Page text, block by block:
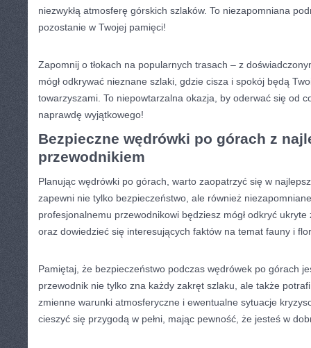
niezwykłą atmosferę górskich‌ szlaków. To ⁢niezapomniana
pozostanie w Twojej pamięci!
Zapomnij o​ tłokach na popularnych trasach – ‍z
⁢mógł odkrywać nieznane szlaki, gdzie cisza i‍ spokój będą
towarzyszami. To‍ niepowtarzalna‌ okazja, by oderwać się od
naprawdę wyjątkowego!
Bezpieczne wędrówki po górach z
przewodnikiem
Planując ‌wędrówki po górach, warto ‍zaopatrzyć się w
zapewni nie⁢ tylko bezpieczeństwo,⁣ ale ⁢również
profesjonalnemu przewodnikowi będziesz​ mógł odkryć⁣
oraz dowiedzieć się interesujących⁢ faktów⁤ na temat ​fauny‌ i
Pamiętaj, że⁢ bezpieczeństwo ​podczas wędrówek po górach
przewodnik nie tylko zna każdy zakręt ​szlaku, ale także
zmienne warunki atmosferyczne ⁣i ewentualne sytuacje
cieszyć się przygodą w pełni, ⁤mając pewność, że jesteś w